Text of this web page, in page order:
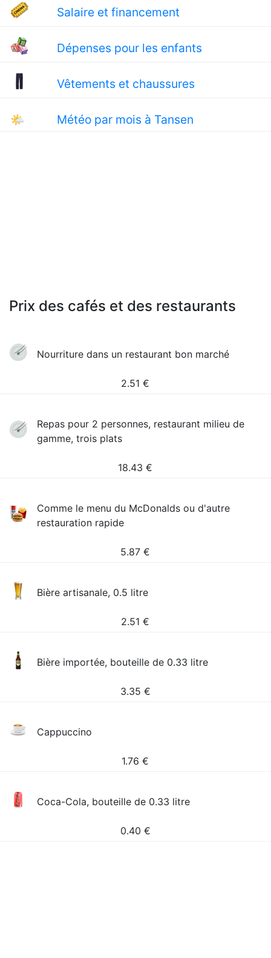
Salaire et financement
Dépenses pour les enfants
Vêtements et chaussures
🌤 Météo par mois à Tansen
Prix des cafés et des restaurants
Nourriture dans un restaurant bon marché
2.51 €
Repas pour 2 personnes, restaurant milieu de
gamme, trois plats
18.43 €
Comme le menu du McDonalds ou d'autre
restauration rapide
5.87 €
Bière artisanale, 0.5 litre
2.51 €
Bière importée, bouteille de 0.33 litre
3.35 €
Cappuccino
1.76 €
Coca-Cola, bouteille de 0.33 litre
0.40 €